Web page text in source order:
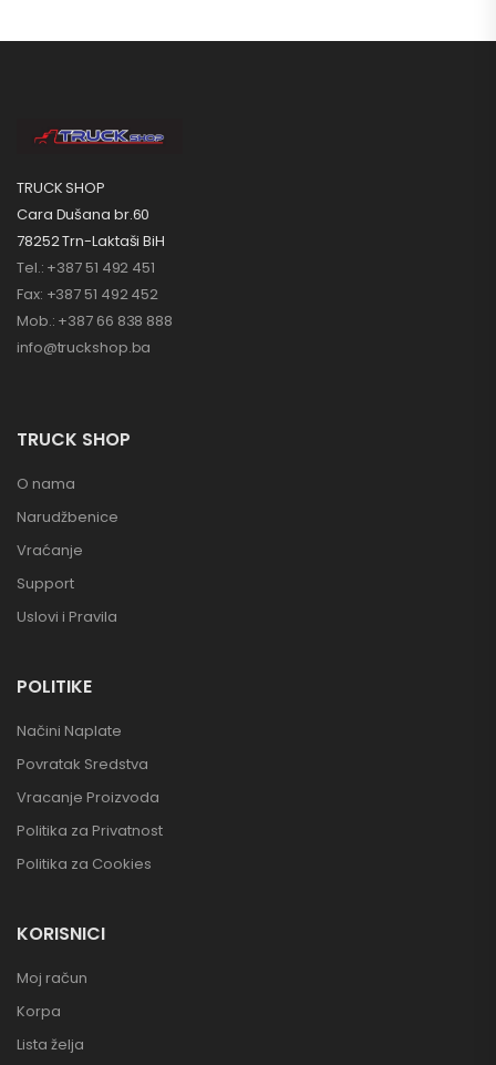
TRUCK SHOP
Cara Dušana br.60
78252 Trn-Laktaši BiH
Tel.: +387 51 492 451
Fax: +387 51 492 452
Mob.: +387 66 838 888
info@truckshop.ba
TRUCK SHOP
O nama
Narudžbenice
Vraćanje
Support
Uslovi i Pravila
POLITIKE
Načini Naplate
Povratak Sredstva
Vracanje Proizvoda
Politika za Privatnost
Politika za Cookies
KORISNICI
Moj račun
Korpa
Lista želja